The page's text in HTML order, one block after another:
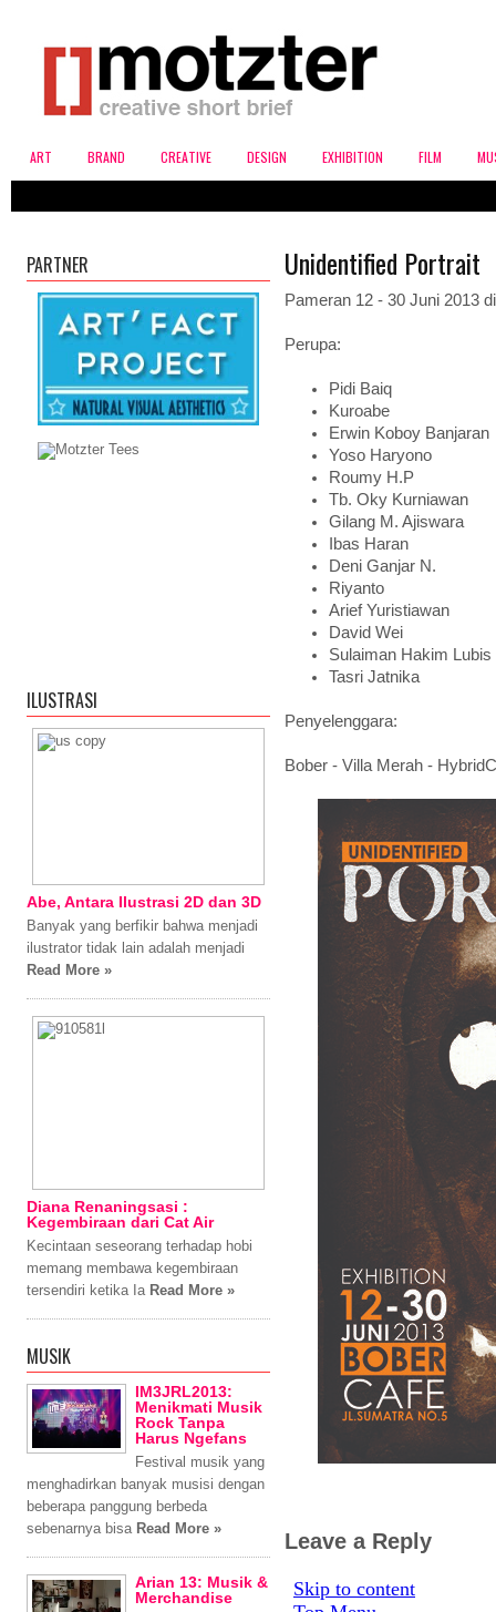
ART BRAND CREATIVE DESIGN EXHIBITION FILM
Unidentified Portrait
Pameran 12 - 30 Juni 2013
Perupa:
Pidi Baiq
Kuroabe
Erwin Koboy Banjaran
Yoso Haryono
Roumy H.P
Tb. Oky Kurniawan
Gilang M. Ajiswara
Ibas Haran
Deni Ganjar N.
Riyanto
Arief Yuristiawan
David Wei
Sulaiman Hakim Lubis
Tasri Jatnika
Penyelenggara:
Bober - Villa Merah -
Leave a Reply
PARTNER
ILUSTRASI
Abe, Antara Ilustrasi 2D dan 3D
Banyak yang berfikir bahwa menjadi
ilustrator tidak lain adalah menjadi
Read More »
Diana Renaningsasi :
Kegembiraan dari Cat Air
Kecintaan seseorang terhadap hobi
memang membawa kegembiraan
tersendiri ketika Ia Read More »
MUSIK
IM3JRL2013:
Menikmati Musik
Rock Tanpa
Harus Ngefans
Festival musik yang
menghadirkan banyak musisi dengan
beberapa panggung berbeda
sebenarnya bisa Read More »
Arian 13: Musik &
Merchandise